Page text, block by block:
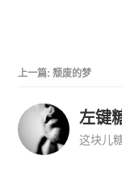
上一篇:颓废的梦
左键
这块儿